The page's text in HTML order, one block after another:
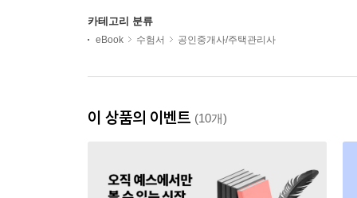
카테고리 분류
eBook 수험서 공인중개사/주택관리사
이 상품의 이벤트 (10개)